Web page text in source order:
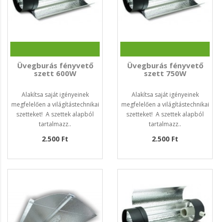
Üvegburás fényvető
szett 600W
Alakítsa saját igényeinek
megfelelően a világítástechnikai
szetteket! A szettek alapból
tartalmazz..
2.500 Ft
Üvegburás fényvető
szett 750W
Alakítsa saját igényeinek
megfelelően a világítástechnikai
szetteket! A szettek alapból
tartalmazz..
2.500 Ft